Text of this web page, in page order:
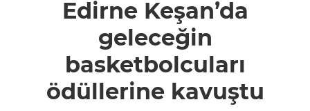
basketbolcuları
ödüllerine
kavuştu
Edirne Keşan’da
geleceğin
basketbolcuları
ödüllerine kavuştu